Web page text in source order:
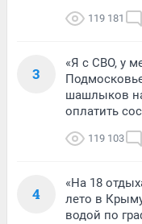
119 181
3
«Я с СВО, у
шашлыков
оплатить
119 103
4
«На 18
лето в
водой по